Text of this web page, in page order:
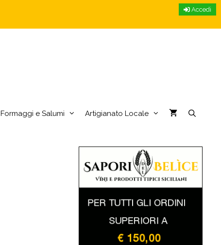
Accedi
Formaggi e Salumi Artigianato Locale